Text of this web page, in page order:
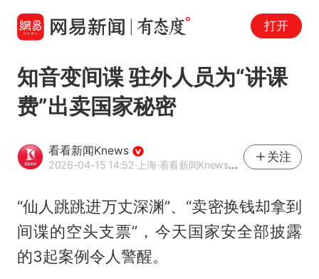
打开
知音变间谍 驻外人员为“讲课
费”出卖国家秘密
看看新闻Knews
2026-04-15 14:52·上海·看看新闻Knews官方网易号
关注
“仙人跳跳进万丈深渊”、“卖密换钱却拿到
间谍的空头支票”，今天国家安全部披露
的3起案例令人警醒。